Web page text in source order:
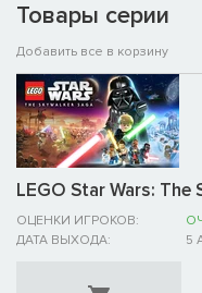
Товары серии
Добавить все в корзину
LEGO Star Wars: The
ОЦЕНКИ ИГРОКОВ:
ДАТА ВЫХОДА:
5